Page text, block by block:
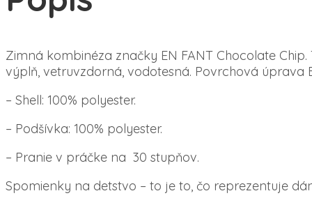
Zimná kombinéza značky EN FANT Chocolate
výplň, vetruvzdorná, vodotesná. Povrchová úprava
– Shell: 100% polyester.
– Podšívka: 100% polyester.
– Pranie v práčke na 30 stupňov.
Spomienky na detstvo – to je to, čo reprezentuje